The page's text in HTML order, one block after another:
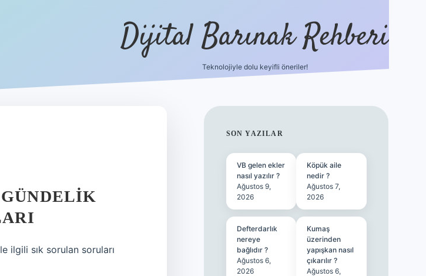
Dijital Barınak Rehberi
Teknolojiyle dolu keyifli öneriler!
ilgili sık sorulan soruları
SIDEBAR
SON YAZILAR
VB gelen ekler
nasıl yazılır ?
Ağustos 9,
2026
Köpük aile
nedir ?
Ağustos 7,
2026
Defterdarlık
nereye
bağlıdır ?
Ağustos 6,
2026
Kumaş
üzerinden
yapışkan nasıl
çıkarılır ?
Ağustos 6,
hiltonbet güncel giriş